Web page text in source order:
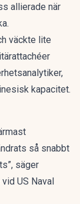
allierade när
väckte lite
kapacitet.
så snabbt
säger
US Naval